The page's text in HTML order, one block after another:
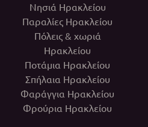
Νησιά Ηρακλείου
Παραλίες Ηρακλείου
Πόλεις & χωριά
Ηρακλείου
Ποτάμια Ηρακλείου
Σπήλαια Ηρακλείου
Φαράγγια Ηρακλείου
Φρούρια Ηρακλείου